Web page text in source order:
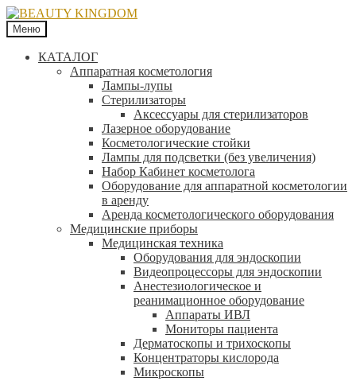
Меню
КАТАЛОГ
Аппаратная косметология
Лампы-лупы
Стерилизаторы
Аксессуары для стерилизаторов
Лазерное оборудование
Косметологические стойки
Лампы для подсветки (без увеличения)
Набор Кабинет косметолога
Оборудование для аппаратной косметологии
в аренду
Аренда косметологического оборудования
Медицинские приборы
Медицинская техника
Оборудования для эндоскопии
Видеопроцессоры для эндоскопии
Анестезиологическое и
реанимационное оборудование
Аппараты ИВЛ
Мониторы пациента
Дерматоскопы и трихоскопы
Концентраторы кислорода
Микроскопы